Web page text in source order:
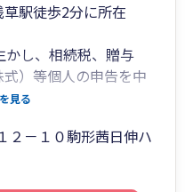
駅徒歩2分に所在
し、相続税、贈与
）等個人の申告を中
見る
２－１０駒形茜日伸ハ